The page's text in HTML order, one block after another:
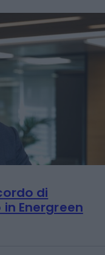
di
Energreen